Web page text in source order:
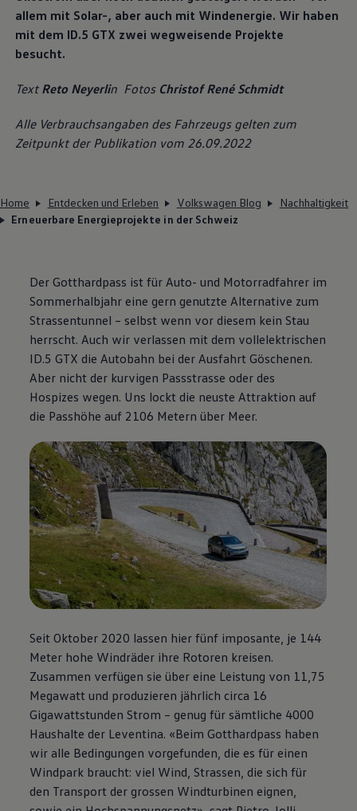
allem mit Solar-, aber auch mit Windenergie. Wir haben
mit dem ID.5 GTX zwei wegweisende Projekte
besucht.
TextReto Neyerlin Fotos Christof René Schmidt
Alle Verbrauchsangaben des Fahrzeugs gelten zum
Zeitpunkt der Publikation vom 26.09.2022
Home Entdecken und Erleben Volkswagen Blog
Nachhaltigkeit
Erneuerbare Energieprojekte in der Schweiz
Der Gotthardpass ist für Auto- und Motorradfahrer im
Sommerhalbjahr eine gern genutzte Alternative zum
Strassentunnel – selbst wenn vor diesem kein Stau
herrscht. Auch wir verlassen mit dem vollelektrischen
ID.5 GTX die Autobahn bei der Ausfahrt Göschenen.
Aber nicht der kurvigen Passstrasse oder des
Hospizes wegen. Uns lockt die neuste Attraktion auf
die Passhöhe auf 2106 Metern über Meer.
Seit Oktober 2020 lassen hier fünf imposante, je 144
Meter hohe Windräder ihre Rotoren kreisen.
Zusammen verfügen sie über eine Leistung von 11,75
Megawatt und produzieren jährlich circa 16
Gigawattstunden Strom – genug für sämtliche 4000
Haushalte der Leventina. «Beim Gotthardpass haben
wir alle Bedingungen vorgefunden, die es für einen
Windpark braucht: viel Wind, Strassen, die sich für
den Transport der grossen Windturbinen eignen,